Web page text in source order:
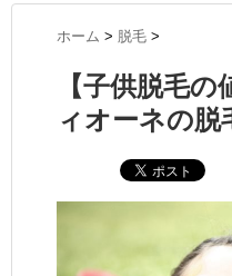
ホーム > 脱毛 >
【子供脱毛
ィオーネの脱